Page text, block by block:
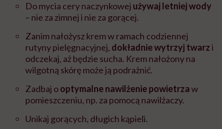
Do mycia cery naczynkowej używaj letniej wody
– nie za zimnej i nie za gorącej.
Zanim nałożysz krem w ramach codziennej
rutyny pielęgnacyjnej, dokładnie wytrzyj twarzi
odczekaj, aż będzie sucha. Krem nałożony na
wilgotną skórę może ją podrażnić.
Zadbaj ooptymalne nawilżenie powietrzaw
pomieszczeniu, np. za pomocą nawilżaczy.
Unikaj gorących, długich kąpieli.